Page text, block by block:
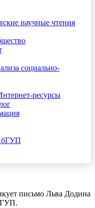
научные чтения
социально-
ресурсы
письмо Льва Додина